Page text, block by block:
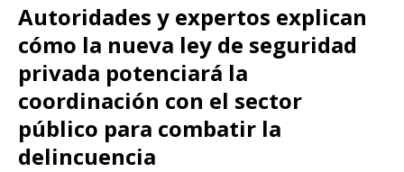
Autoridades y expertos explican
cómo la nueva ley de seguridad
privada potenciará la
coordinación con el sector
público para combatir la
delincuencia